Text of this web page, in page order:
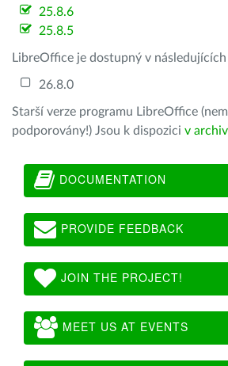
25.8.6
25.8.5
LibreOffice je dostupný v následujících
26.8.0
Starší verze programu LibreOffice
podporovány!) Jsou k dispozici v
DOCUMENTATION
PROVIDE FEEDBACK
JOIN THE PROJECT!
MEET US AT EVENTS